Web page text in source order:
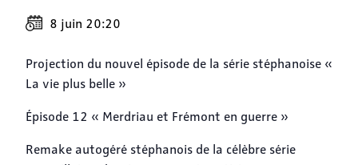
8 juin 20:20
Projection du nouvel épisode de la série stéphanoise «
La vie plus belle »
Épisode 12 « Merdriau et Frémont en guerre »
Remake autogéré stéphanois de la célèbre série